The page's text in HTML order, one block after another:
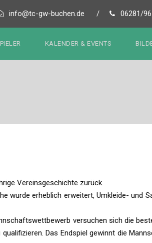
info@tc-gw-buchen.de / 06281/
KALENDER & EVENTS
Vereinsgeschichte zurück.
wurde erheblich erweitert, Umkleide- und
versuchen sich die
Das Endspiel gewinnt die